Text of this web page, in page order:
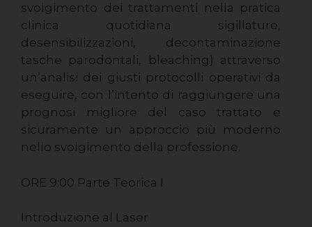
svolgimento dei trattamenti nella pratica
clinica quotidiana sigillature,
desensibilizzazioni, decontaminazione
tasche parodontali, bleaching) attraverso
un’analisi dei giusti protocolli operativi da
eseguire, con l’intento di raggiungere una
prognosi migliore del caso trattato e
sicuramente un approccio più moderno
nello svolgimento della professione.
ORE 9:00 Parte Teorica I
Introduzione al Laser